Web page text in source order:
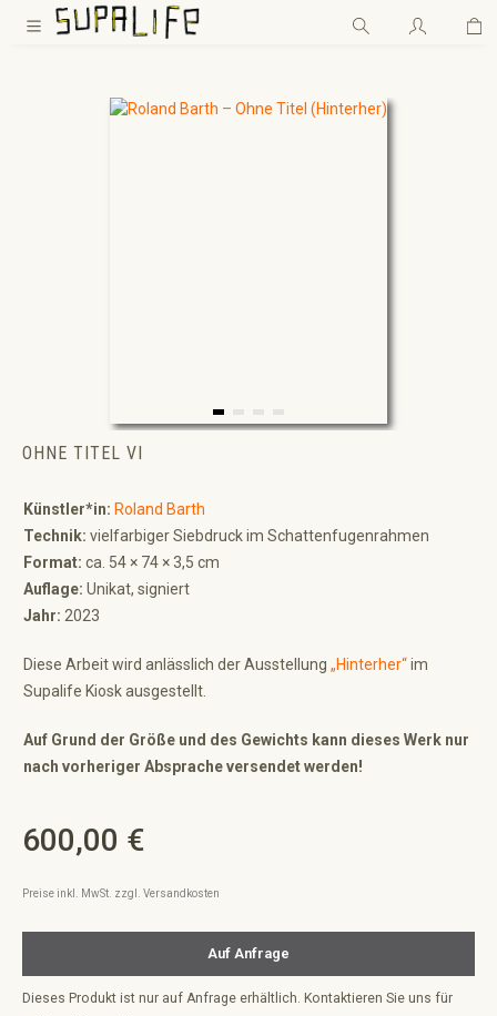
Zum Hauptinhalt springen
OHNE TITEL VI
Künstler*in: Roland Barth
Technik: vielfarbiger Siebdruck im Schattenfugenrahmen
Format: ca. 54 × 74 × 3,5 cm
Auflage: Unikat, signiert
Jahr: 2023
Diese Arbeit wird anlässlich der Ausstellung „Hinterher“im
Supalife Kiosk ausgestellt.
Auf Grund der Größe und des Gewichts kann dieses Werk nur
nach vorheriger Absprache versendet werden!
Regulärer Preis:
600,00 €
Preise inkl. MwSt. zzgl. Versandkosten
Auf Anfrage
Dieses Produkt ist nur auf Anfrage erhältlich. Kontaktieren Sie uns für